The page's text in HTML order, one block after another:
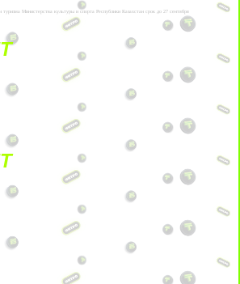
Министерства культуры и спорта Республики Казахстан срок до 27 сентября